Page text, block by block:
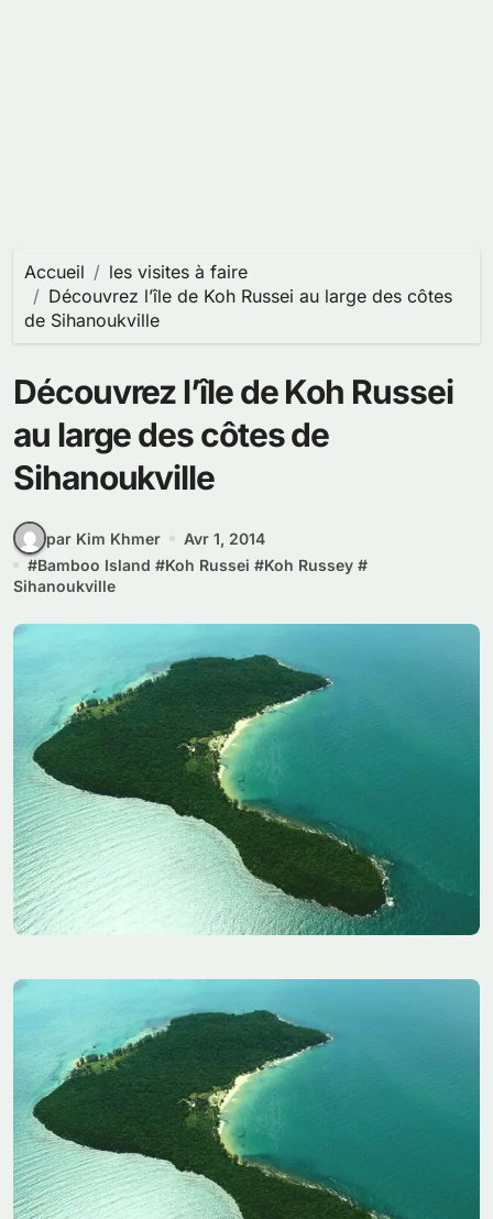
Accueil
les visites à faire
Découvrez l’île de Koh Russei au large des côtes
de Sihanoukville
Découvrez l’île de Koh Russei
au large des côtes de
Sihanoukville
par Kim Khmer
Avr 1, 2014
#Bamboo Island #Koh Russei #Koh Russey #
Sihanoukville